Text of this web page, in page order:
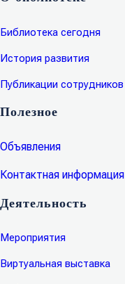
Библиотека сегодня
История развития
Публикации сотрудников
Полезное
Объявления
Контактная информация
Деятельность
Мероприятия
Виртуальная выставка